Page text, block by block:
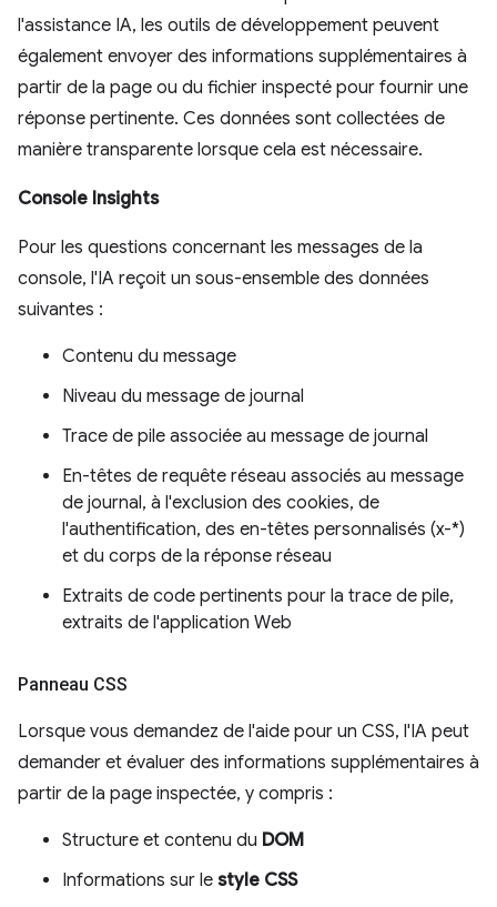
l'assistance IA, les outils de développement peuvent
également envoyer des informations supplémentaires à
partir de la page ou du fichier inspecté pour fournir une
réponse pertinente. Ces données sont collectées de
manière transparente lorsque cela est nécessaire.
Console Insights
Pour les questions concernant les messages de la
console, l'IA reçoit un sous-ensemble des données
suivantes :
Contenu du message
Niveau du message de journal
Trace de pile associée au message de journal
En-têtes de requête réseau associés au message
de journal, à l'exclusion des cookies, de
l'authentification, des en-têtes personnalisés (x-*)
et du corps de la réponse réseau
Extraits de code pertinents pour la trace de pile,
extraits de l'application Web
Panneau CSS
Lorsque vous demandez de l'aide pour un CSS, l'IA peut
demander et évaluer des informations supplémentaires à
partir de la page inspectée, y compris :
Structure et contenu du DOM
Informations sur le style CSS